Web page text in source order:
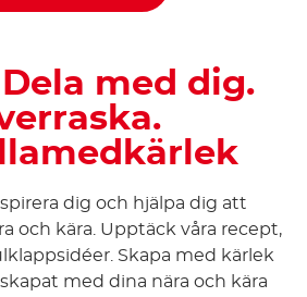
med dig.
dig och hjälpa dig att
och kära. Upptäck våra recept,
Skapa med kärlek
med dina nära och kära